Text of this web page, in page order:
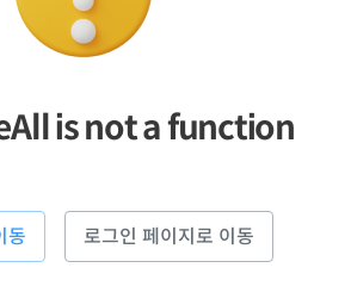
is not a function
동 로그인 페이지로 이동